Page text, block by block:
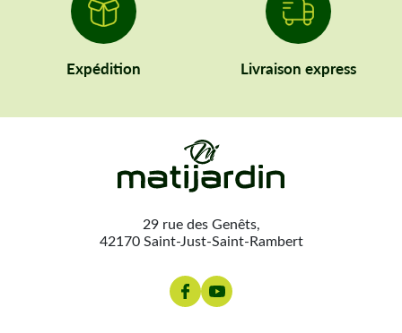
Expédition Livraison express
29 rue des Genêts,
42170 Saint-Just-Saint-Rambert